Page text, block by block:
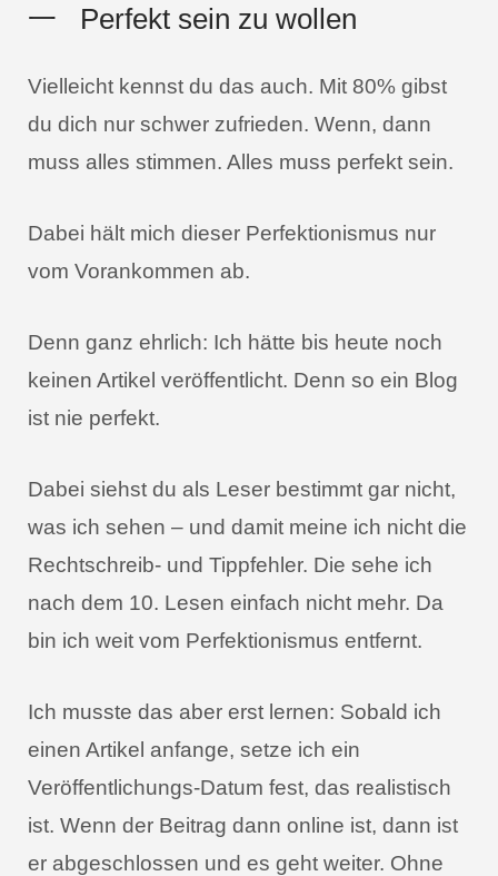
一 Perfekt sein zu wollen
Vielleicht kennst du das auch. Mit 80% gibst
du dich nur schwer zufrieden. Wenn, dann
muss alles stimmen. Alles muss perfekt sein.
Dabei hält mich dieser Perfektionismus nur
vom Vorankommen ab.
Denn ganz ehrlich: Ich hätte bis heute noch
keinen Artikel veröffentlicht. Denn so ein Blog
ist nie perfekt.
Dabei siehst du als Leser bestimmt gar nicht,
was ich sehen – und damit meine ich nicht die
Rechtschreib- und Tippfehler. Die sehe ich
nach dem 10. Lesen einfach nicht mehr. Da
bin ich weit vom Perfektionismus entfernt.
Ich musste das aber erst lernen: Sobald ich
einen Artikel anfange, setze ich ein
Veröffentlichungs-Datum fest, das realistisch
ist. Wenn der Beitrag dann online ist, dann ist
er abgeschlossen und es geht weiter. Ohne